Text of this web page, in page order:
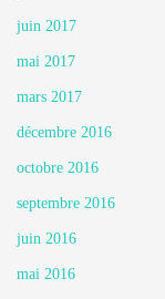
juin 2017
mai 2017
mars 2017
décembre 2016
octobre 2016
septembre 2016
juin 2016
mai 2016